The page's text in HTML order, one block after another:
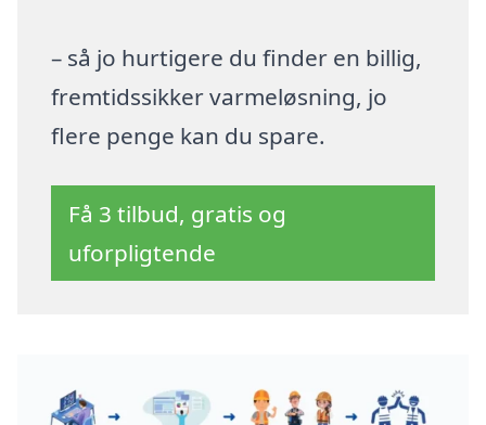
– så jo hurtigere du finder en billig,
fremtidssikker varmeløsning, jo
flere penge kan du spare.
Få 3 tilbud, gratis og
uforpligtende